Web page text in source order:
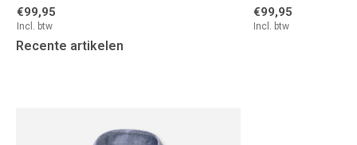
€99,95
Incl. btw
€99,95
Incl. btw
Recente artikelen